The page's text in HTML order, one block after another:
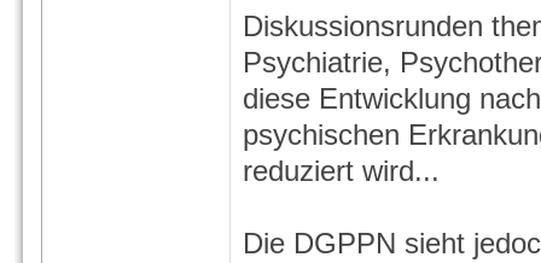
Diskussionsrunden
Psychiatrie,
diese Entwicklung
psychischen
reduziert wird...
Die DGPPN sieht